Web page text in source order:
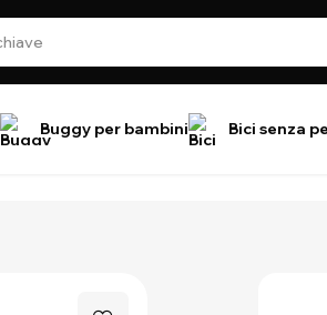
Buggy per bambini Bici senza